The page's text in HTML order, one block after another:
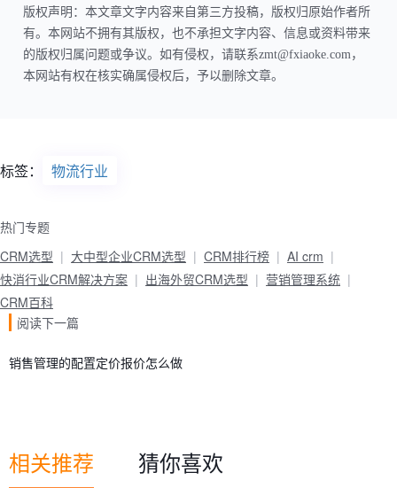
版权声明：本文章文字内容来自第三方投稿，版权归原始作者所
有。本网站不拥有其版权，也不承担文字内容、信息或资料带来
的版权归属问题或争议。如有侵权，请联系zmt@fxiaoke.com，
本网站有权在核实确属侵权后，予以删除文章。
标签： 物流行业
热门专题
CRM选型
大中型企业CRM选型 CRM排行榜
AI crm
快消行业CRM解决方案
出海外贸CRM选型
营销管理系统
CRM百科
阅读下一篇
销售管理的配置定价报价怎么做
相关推荐 猜你喜欢